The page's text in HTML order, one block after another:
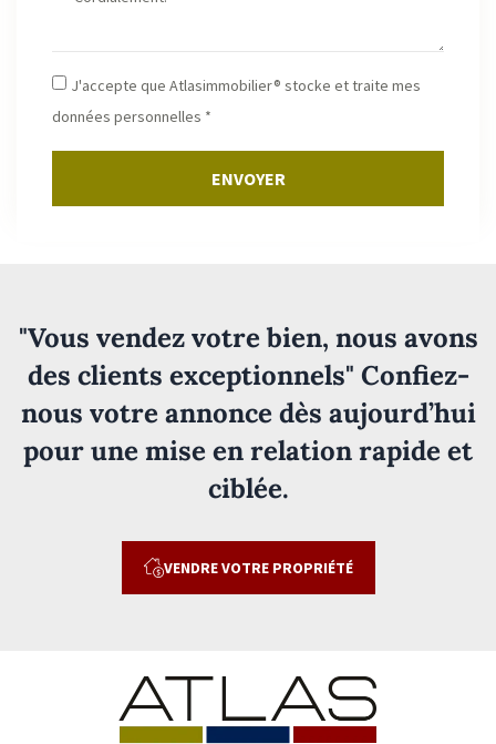
J'accepte que Atlasimmobilier® stocke et traite mes
données personnelles *
ENVOYER
"Vous vendez votre bien, nous avons
des clients exceptionnels" Confiez-
nous votre annonce dès aujourd’hui
pour une mise en relation rapide et
ciblée.
VENDRE VOTRE PROPRIÉTÉ